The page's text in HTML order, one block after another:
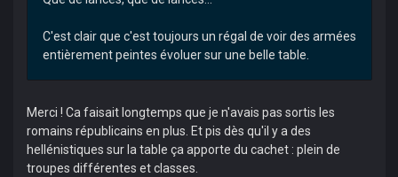
C'est clair que c'est toujours un régal de voir des armées
entièrement peintes évoluer sur une belle table.
Merci ! Ca faisait longtemps que je n'avais pas sortis les
romains républicains en plus. Et pis dès qu'il y a des
hellénistiques sur la table ça apporte du cachet : plein de
troupes différentes et classes.